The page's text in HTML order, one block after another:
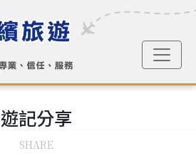
遊記分享
SHARE